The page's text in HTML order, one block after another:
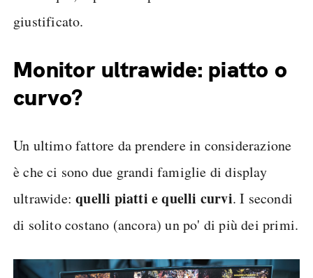
giustificato.
Monitor ultrawide: piatto o
curvo?
Un ultimo fattore da prendere in considerazione
è che ci sono due grandi famiglie di display
ultrawide:quelli piatti e quelli curvi. I secondi
di solito costano (ancora) un po' di più dei primi.